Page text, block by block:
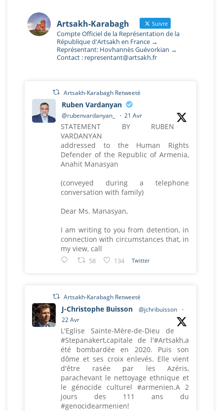
Artsakh-Karabagh Suivre
Compte Officiel de la Représentation de la
République d'Artsakh en France →
Représentant: Hovhannès Guévorkian →
Contact : representant@artsakh.fr
Artsakh-Karabagh Retweeté
Ruben Vardanyan
@rubenvardanyan_ · 21 Avr
STATEMENT BY RUBEN
VARDANYAN
addressed to the Human Rights
Defender of the Republic of Armenia,
Anahit Manasyan
(conveyed during a telephone
conversation with family)
Dear Ms. Manasyan,
I am writing to you from detention, in
connection with circumstances that, in
my view, call
58 134 Twitter
Artsakh-Karabagh Retweeté
J-Christophe Buisson @jchribuisson
·
22 Avr
L'Eglise Sainte-Mère-de-Dieu de
#Stepanakert,capitale de l'#Artsakh,a
été bombardée en 2020. Puis son
dôme et ses croix enlevés. Elle vient
d'être rasée par les Azéris,
parachevant le nettoyage ethnique et
le génocide culturel #armenien.A 2
jours des 111 ans du
#genocidearmenien!